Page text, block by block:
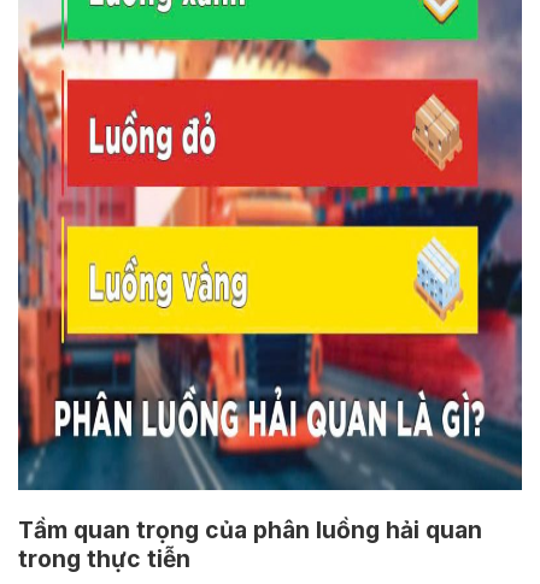
Tầm quan trọng của phân luồng hải quan
trong thực tiễn